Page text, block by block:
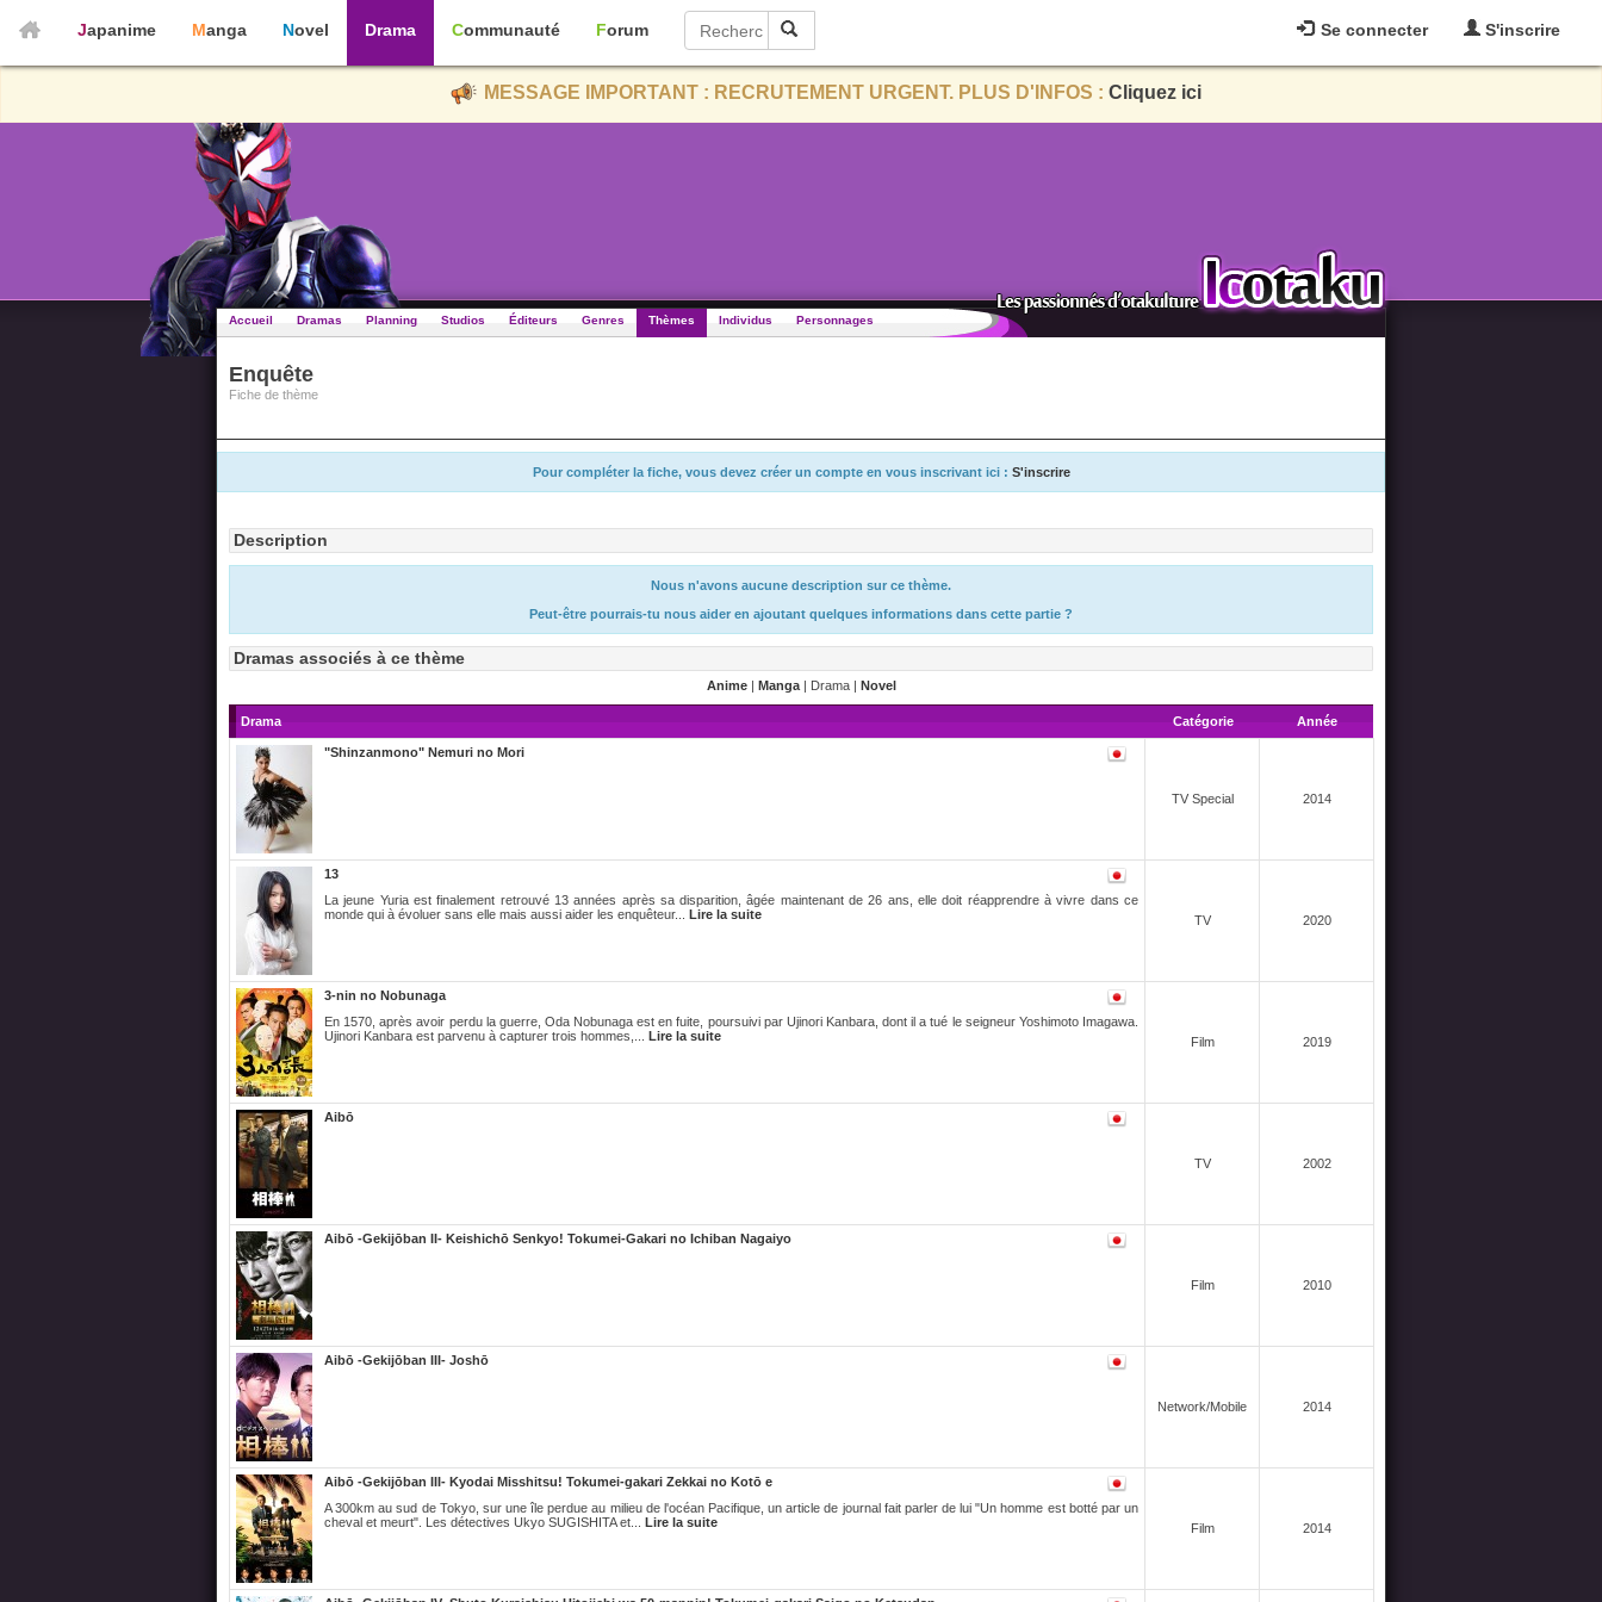
Se connecter S'inscrire
Japanime Manga Novel Drama Communauté Forum
MESSAGE IMPORTANT : RECRUTEMENT URGENT. PLUS D'INFOS : Cliquez ici
Accueil Dramas Planning Studios Éditeurs Genres Thèmes Individus Personnages
Enquête
Fiche de thème
Pour compléter la fiche, vous devez créer un compte en vous inscrivant ici : S'inscrire
Description
Nous n'avons aucune description sur ce thème.
Peut-être pourrais-tu nous aider en ajoutant quelques informations dans cette partie ?
Dramas associés à ce thème
Anime| Manga| Drama | Novel
Drama Catégorie Année
"Shinzanmono" Nemuri no Mori
TV Special 2014
13
La jeune Yuria est finalement retrouvé 13 années après sa disparition, âgée maintenant de 26 ans, elle doit réapprendre à vivre dans ce
monde qui à évoluer sans elle mais aussi aider les enquêteur... Lire la suite TV 2020
3-nin no Nobunaga
En 1570, après avoir perdu la guerre, Oda Nobunaga est en fuite, poursuivi par Ujinori Kanbara, dont il a tué le seigneur Yoshimoto Imagawa.
Ujinori Kanbara est parvenu à capturer trois hommes,... Lire la suite Film 2019
Aibō
TV 2002
Aibō -Gekijōban II- Keishichō Senkyo! Tokumei-Gakari no Ichiban Nagaiyo
Film 2010
Aibō -Gekijōban III- Joshō
Network/Mobile 2014
Aibō -Gekijōban III- Kyodai Misshitsu! Tokumei-gakari Zekkai no Kotō e
A 300km au sud de Tokyo, sur une île perdue au milieu de l'océan Pacifique, un article de journal fait parler de lui "Un homme est botté par un
cheval et meurt". Les détectives Ukyo SUGISHITA et... Lire la suite Film 2014